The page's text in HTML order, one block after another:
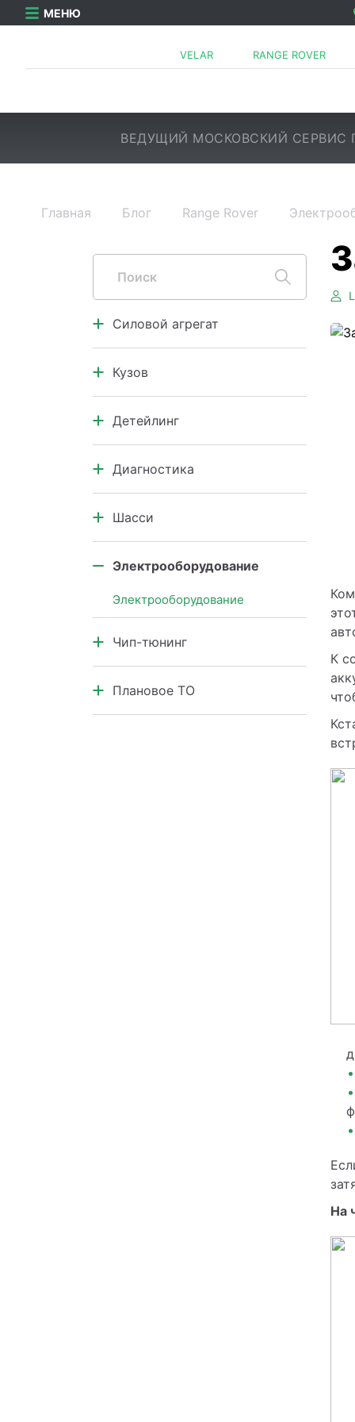
МЕНЮ
RANGE ROVER
VELAR
ВЕДУЩИЙ МОСКОВСКИЙ СЕРВИС
Главная Блог Range Rover
К
На
Силовой агрегат
Двигатель
Коробка передач
Кузов
Кузовной ремонт автомобилей
Кузовные элементы
Детейлинг
Салон автомобиля
Кузов и подкапотное
пространство
Диагностика
Диагностика узлов и агрегатов
Компьютерная диагностика
Шасси
Ремонт шасси
Электрооборудование
Электрооборудование
Чип-тюнинг
Чип-тюнинг
Плановое ТО
Техническое обслуживание